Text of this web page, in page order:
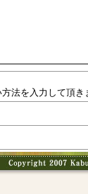
法を入力して頂き